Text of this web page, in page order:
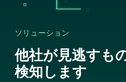
ソリューション
他社が見逃すも
検知します